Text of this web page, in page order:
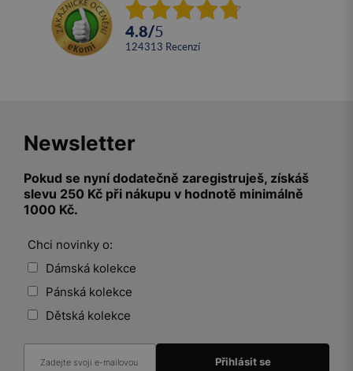
4.8/5
124313 recenzí
Newsletter
Pokud se nyní dodatečně zaregistruješ, získáš
slevu 250 Kč při nákupu v hodnotě minimálně
1000 Kč.
Chci novinky o:
Dámská kolekce
Pánská kolekce
Dětská kolekce